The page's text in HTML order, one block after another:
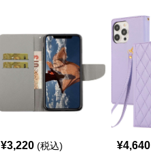
¥3,220 (税込) ¥4,640